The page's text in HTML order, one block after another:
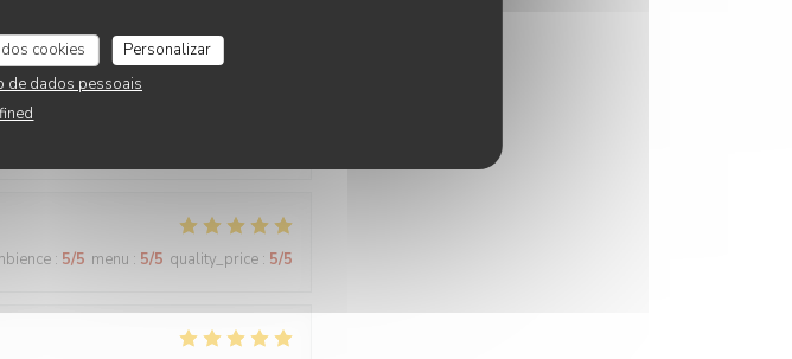
cookies
Personalizar
de dados pessoais
!
: 5/5 menu : 5/5 quality_price : 5/5